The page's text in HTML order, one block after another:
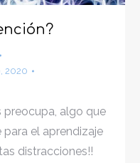
2020
preocupa, algo que
el aprendizaje
distracciones!!